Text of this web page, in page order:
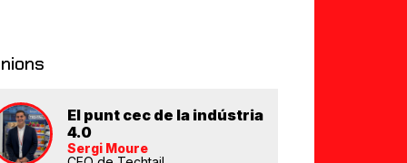
El punt cec de la indústria
4.0
Sergi Moure